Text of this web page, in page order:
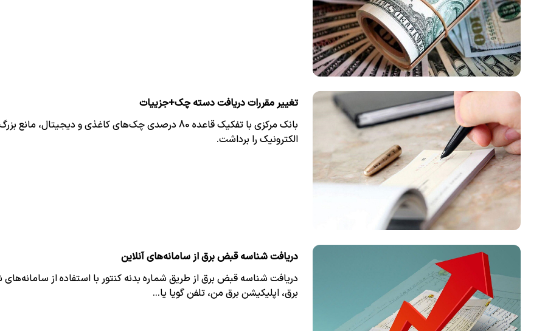
تغییر مقررات دریافت دسته چک+جزییات
بانک مرکزی با تفکیک قاعده 80 درصدی چک‌های کاغذی و دیجیتال،
الکترونیک را برداشت.
دریافت شناسه قبض برق از سامانه‌های آنلاین
دریافت شناسه قبض برق از طریق شماره بدنه کنتور با استفاده از
برق، اپلیکیشن برق من، تلفن گویا یا…